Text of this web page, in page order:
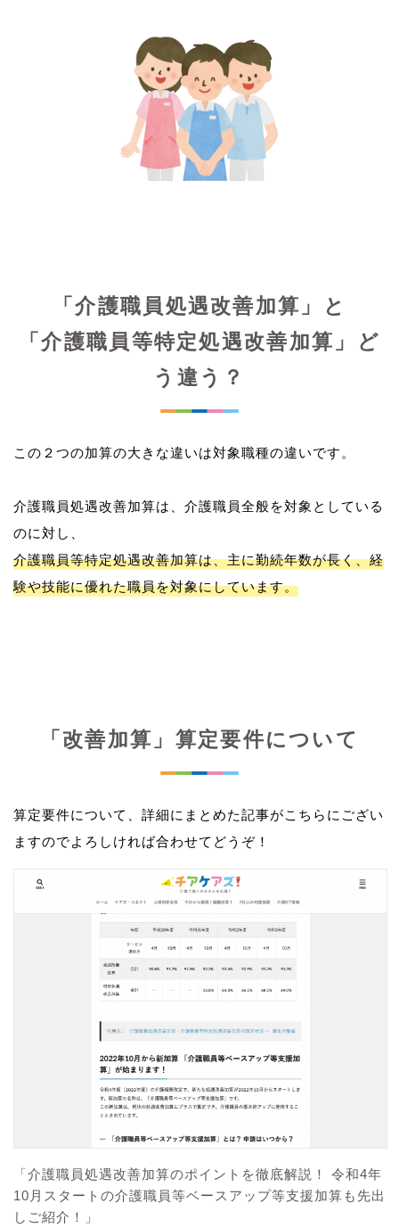
「介護職員処遇改善加算」と
「介護職員等特定処遇改善加算」ど
う違う？
この２つの加算の大きな違いは対象職種の違いです。
介護職員処遇改善加算は、介護職員全般を対象としている
介護職員等特定処遇改善加算は、主に勤続年数が長く、経
験や技能に優れた職員を対象にしています。
「改善加算」算定要件について
算定要件について、詳細にまとめた記事がこちらにござい
ますのでよろしければ合わせてどうぞ！
「介護職員処遇改善加算のポイントを徹底解説！ 令和4年
10月スタートの介護職員等ベースアップ等支援加算も先出
しご紹介！」